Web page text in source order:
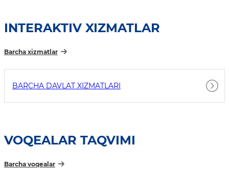
INTERAKTIV XIZMATLAR
Barcha xizmatlar
BARCHA DAVLAT XIZMATLARI
VOQEALAR TAQVIMI
Barcha voqealar